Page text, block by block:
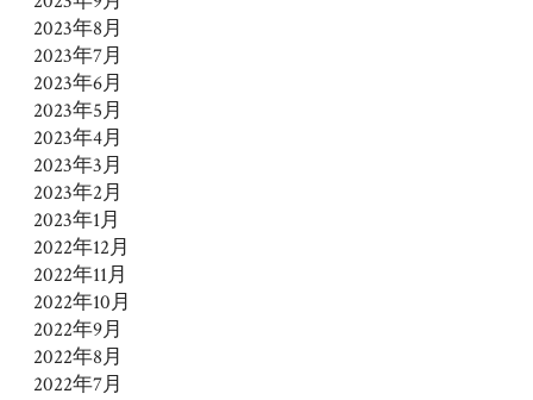
2023年8月
2023年7月
2023年6月
2023年5月
2023年4月
2023年3月
2023年2月
2023年1月
2022年12月
2022年11月
2022年10月
2022年9月
2022年8月
2022年7月